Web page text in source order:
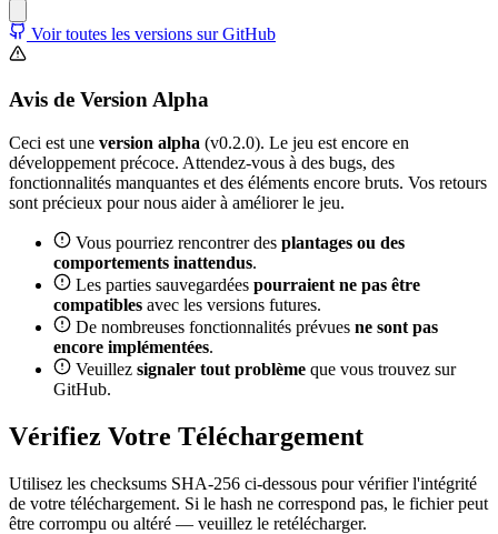
Voir toutes les versions sur GitHub
Avis de Version Alpha
Ceci est une version alpha (v0.2.0). Le jeu est encore en
développement précoce. Attendez-vous à des bugs, des
fonctionnalités manquantes et des éléments encore bruts. Vos retours
sont précieux pour nous aider à améliorer le jeu.
Vous pourriez rencontrer des plantages ou des
comportements inattendus.
Les parties sauvegardées pourraient ne pas être
compatibles avec les versions futures.
De nombreuses fonctionnalités prévues ne sont pas
encore implémentées.
Veuillez signaler tout problème que vous trouvez sur
GitHub.
Vérifiez Votre Téléchargement
Utilisez les checksums SHA-256 ci-dessous pour vérifier l'intégrité
de votre téléchargement. Si le hash ne correspond pas, le fichier peut
être corrompu ou altéré — veuillez le retélécharger.